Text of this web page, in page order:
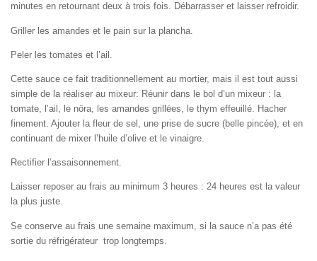
minutes en retournant deux à trois fois. Débarrasser et laisser refroidir.
Griller les amandes et le pain sur la plancha.
Peler les tomates et l’ail.
Cette sauce ce fait traditionnellement au mortier, mais il est tout aussi
simple de la réaliser au mixeur: Réunir dans le bol d’un mixeur : la
tomate, l’ail, le nöra, les amandes grillées, le thym effeuillé. Hacher
finement. Ajouter la fleur de sel, une prise de sucre (belle pincée), et en
continuant de mixer l’huile d’olive et le vinaigre.
Rectifier l’assaisonnement.
Laisser reposer au frais au minimum 3 heures : 24 heures est la valeur
la plus juste.
Se conserve au frais une semaine maximum, si la sauce n’a pas été
sortie du réfrigérateur trop longtemps.